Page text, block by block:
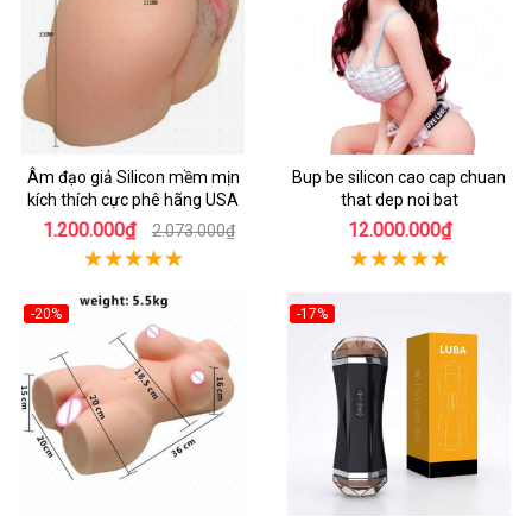
Âm đạo giả Silicon mềm mịn
kích thích cực phê hãng USA
1.200.000₫ 2.073.000₫
Bup be silicon cao cap chuan
that dep noi bat
12.000.000₫
-20% -17%